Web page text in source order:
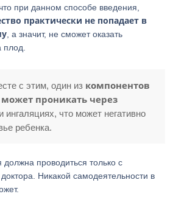
при данном способе введения,
практически не попадает в
, а значит, не сможет оказать
плод.
с этим, один из компонентов
проникать через
ингаляциях, что может негативно
ребенка.
должна проводиться только с
Никакой самодеятельности в